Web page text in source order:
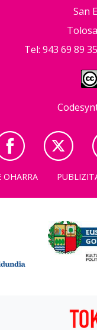
San
Tel: 943 69 89
OHARRA